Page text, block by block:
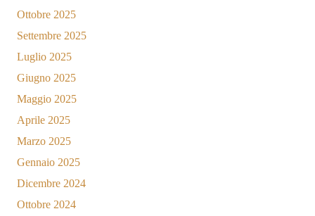
Ottobre 2025
Settembre 2025
Luglio 2025
Giugno 2025
Maggio 2025
Aprile 2025
Marzo 2025
Gennaio 2025
Dicembre 2024
Ottobre 2024